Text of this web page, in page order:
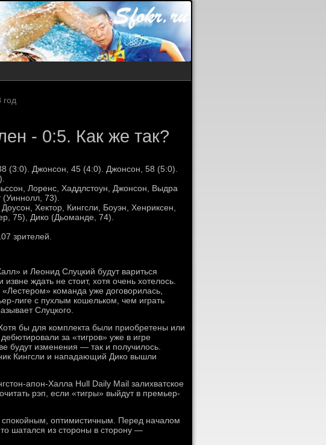
- 0:5. Как же так?
(3:0). Джонсон, 45 (4:0). Джонсон, 58 (5:0).
Лоренс, Хаддлстоун, Джонсон, Выдра
73).
Хектор, Кингсли, Боуэн, Хенриксен,
75), Дико (Дьоманде, 74).
зрителей.
и Леонид Слуцкий будут вариться
ждать не стоит, хотя очень хотелось.
команда уже договорилась,
лиге с пухлым кошельком, чем играть
Слуцкого.
бы для комплекта были приобретены или
за «тигров» уже в игре
будут изменения — так и получилось.
Кингсли и нападающий Дико вышли
апон-Халла Hull Daily Mail залихватское
рэп, если «тигры» выйдут в премьер-
оптимистичным. Перед началом
шатался из стороны в сторону —